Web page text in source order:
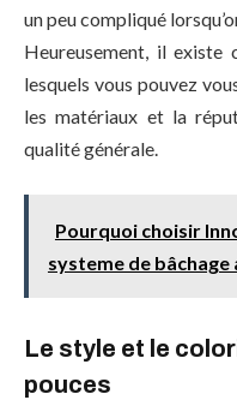
un peu compliqué
Heureusement, il existe
lesquels vous pouvez
les matériaux et la
qualité générale.
Pourquoi choisir
systeme de
Le style et le
pouces